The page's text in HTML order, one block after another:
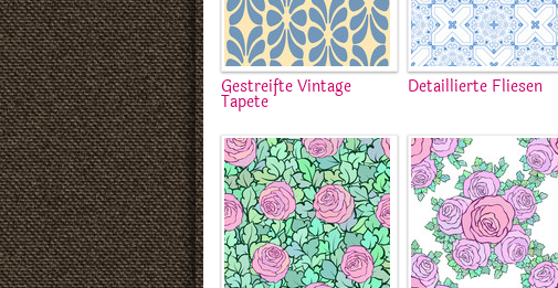
Gestreifte Vintage
Tapete
Detaillierte Fliesen